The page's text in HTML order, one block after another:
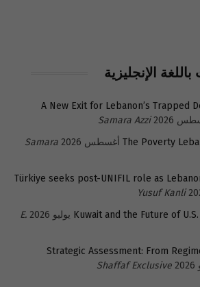
الإنجليزية
A New Exit for Lebanon’s Trapped
Samara Azzi
The Poverty
Samara
Türkiye seeks post-UNIFIL role as
Yusuf Kanli
Kuwait and the Future of
E.
Strategic Assessment: From
Shaffaf Exclusive